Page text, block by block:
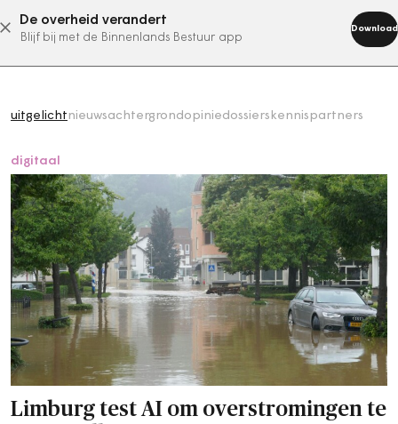
De overheid verandert
Blijf bij met de Binnenlands Bestuur app
Download
abonneer nu
uitgelicht nieuwsachtergrondopiniedossiers kennispartners
digitaal
Limburg test AI om overstromingen te